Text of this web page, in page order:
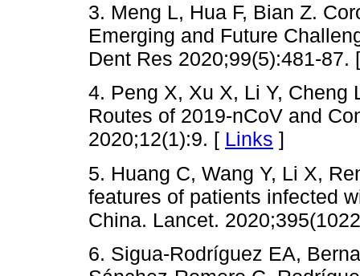
3. Meng L, Hua F, Bian Z.
Emerging and Future
Dent Res 2020;99(5):481-87.
4. Peng X, Xu X, Li Y, Cheng
Routes of 2019-nCoV and
2020;12(1):9. [ Links ]
5. Huang C, Wang Y, Li X,
features of patients infected
China. Lancet.
6. Sigua-Rodríguez EA,